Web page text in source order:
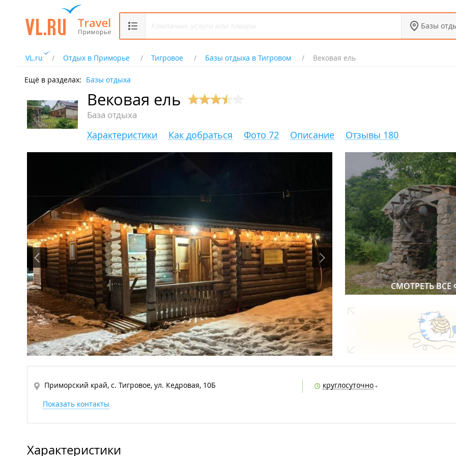
Базы
VL.ru Отдых в Приморье Тигровое Базы отдыха в Тигровом Вековая ель
Ещё в разделах: Базы отдыха
Вековая ель
База отдыха
Характеристики Как добраться Фото 72 Описание Отзывы 180
СМОТРЕТЬ ВСЕ
Приморский край, с. Тигровое, ул. Кедровая, 10Б
круглосуточно
Показать контакты
Характеристики